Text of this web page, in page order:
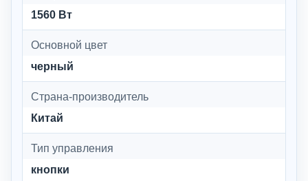
1560 Вт
Основной цвет
черный
Страна-производитель
Китай
Тип управления
кнопки